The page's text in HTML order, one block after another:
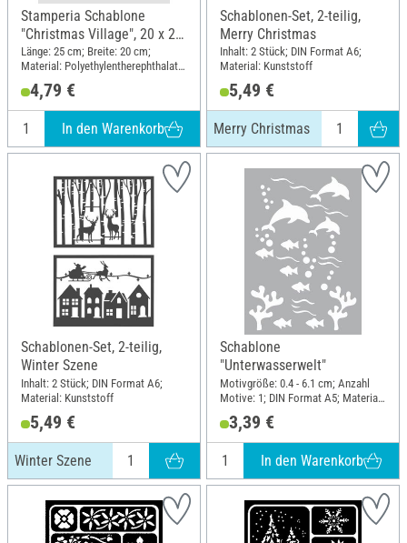
Stamperia Schablone
"Christmas Village", 20 x 25
cm
Länge: 25 cm; Breite: 20 cm;
Material: Polyethylentherephthalat
(PET)
4,79 €
In den Warenkorb
Schablonen-Set, 2-teilig,
Merry Christmas
Inhalt: 2 Stück; DIN Format A6;
Material: Kunststoff
5,49 €
Merry Christmas
Schablonen-Set, 2-teilig,
Winter Szene
Inhalt: 2 Stück; DIN Format A6;
Material: Kunststoff
5,49 €
Winter Szene
Schablone
"Unterwasserwelt"
Motivgröße: 0.4 - 6.1 cm; Anzahl
Motive: 1; DIN Format A5; Material:
Polyester (PES)
3,39 €
In den Warenkorb